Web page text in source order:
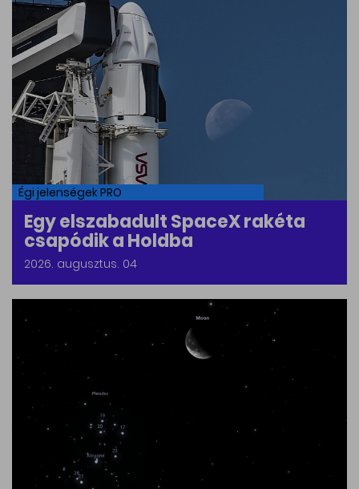
Égi jelenségek PRO
Egy elszabadult SpaceX rakéta
csapódik a Holdba
2026. augusztus. 04